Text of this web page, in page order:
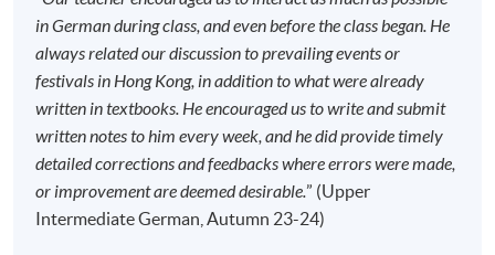
in German during class, and even before the class began. He
always related our discussion to prevailing events or
festivals in Hong Kong, in addition to what were already
written in textbooks. He encouraged us to write and submit
written notes to him every week, and he did provide timely
detailed corrections and feedbacks where errors were made,
or improvement are deemed desirable.” (Upper
Intermediate German, Autumn 23-24)